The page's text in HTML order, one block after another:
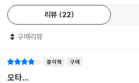
리뷰 22
구매리뷰
종이책 구매
오타…